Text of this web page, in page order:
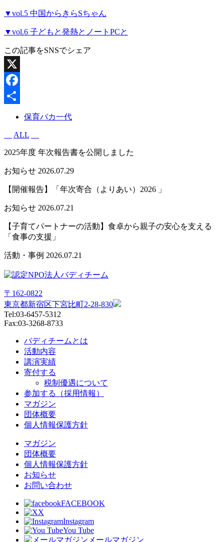
▼vol.5 中国からきらSちゃん
▼vol.6 子どもと発熱とノートPCと
この記事をSNSでシェア
X
Facebook
保育バカ一代
ALL
2025年度 年次報告書を公開しました
お知らせ 2026.07.29
【開催報告】「年次寄合（よりあい）2026 」
お知らせ 2026.07.21
【子育てパートナーの活動】食卓から親子の安心を支える
「食事の支援」
活動・事例 2026.07.21
〒162-0822
東京都新宿区下宮比町2-28-830
Tel:03-6457-5312
Fax:03-3268-8733
バディチームとは
活動内容
講演実績
寄付する
税制優遇について
参加する（採用情報）
マガジン
団体概要
個人情報保護方針
マガジン
団体概要
個人情報保護方針
お知らせ
お問い合わせ
FACEBOOK
X
Instagram
You Tube
メールマガジン